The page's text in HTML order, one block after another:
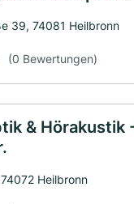
39, 74081 Heilbronn
(0 Bewertungen)
& Hörakustik
Heilbronn